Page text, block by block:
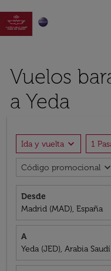

Vuelos
a Yeda
Ida y vuelta expand_more 1
Código promocional expand_more
Desde
Madrid (MAD), España
A
Yeda (JED), Arabia Saudí